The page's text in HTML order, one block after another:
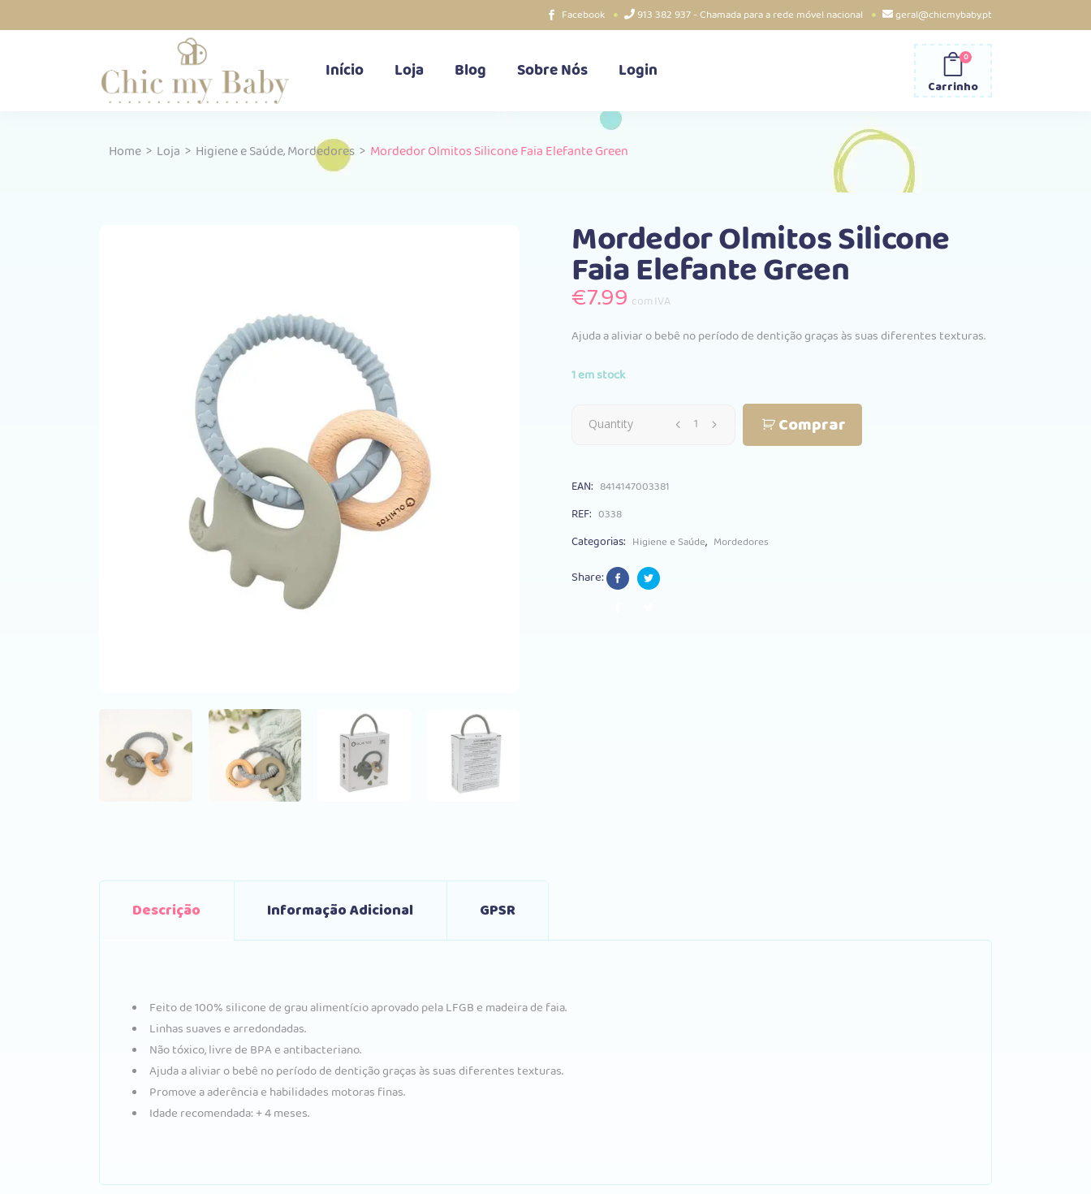
Facebook 913 382 937 - Chamada para a rede móvel nacional geral@chicmybaby.pt
Início Loja Blog Sobre Nós Login
Carrinho
0
Home > Loja > Higiene e Saúde,Mordedores > Mordedor Olmitos Silicone Faia Elefante Green
Mordedor Olmitos Silicone
Faia Elefante Green
€7.99 com IVA
Ajuda a aliviar o bebê no período de dentição graças às suas diferentes texturas.
1 em stock
Mordedor
Silicone
Elefante
Quantity Comprar
EAN: 8414147003381
REF: 0338
Categorias: Higiene e Saúde, Mordedores
Share:
Descrição Informação Adicional GPSR
Feito de 100% silicone de grau alimentício aprovado pela LFGB e madeira de faia.
Linhas suaves e arredondadas.
Não tóxico, livre de BPA e antibacteriano.
Ajuda a aliviar o bebê no período de dentição graças às suas diferentes texturas.
Promove a aderência e habilidades motoras finas.
Idade recomendada: + 4 meses.